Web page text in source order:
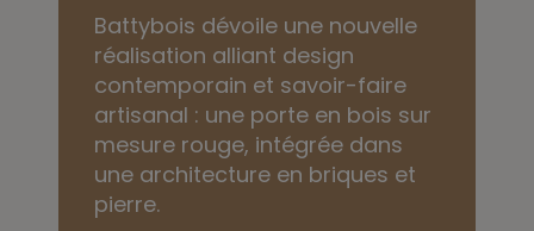
Battybois dévoile une nouvelle
réalisation alliant design
contemporain et savoir-faire
artisanal : une porte en bois sur
mesure rouge, intégrée dans
une architecture en briques et
pierre.